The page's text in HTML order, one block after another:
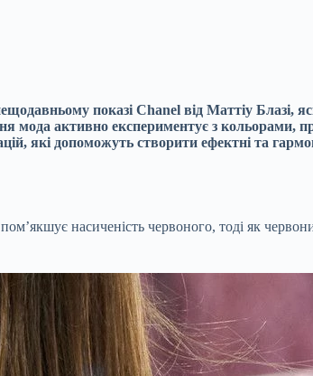
показі Chanel від Маттіу Блазі,
мода активно експериментує з кольорами,
які допоможуть створити ефектні та
насиченість червоного, тоді як